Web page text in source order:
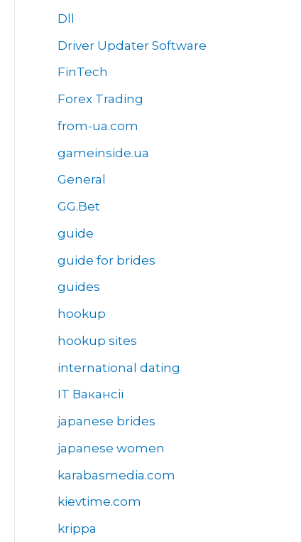
Dll
Driver Updater Software
FinTech
Forex Trading
from-ua.com
gameinside.ua
General
GG.Bet
guide
guide for brides
guides
hookup
hookup sites
international dating
IT Вакансії
japanese brides
japanese women
karabasmedia.com
kievtime.com
krippa